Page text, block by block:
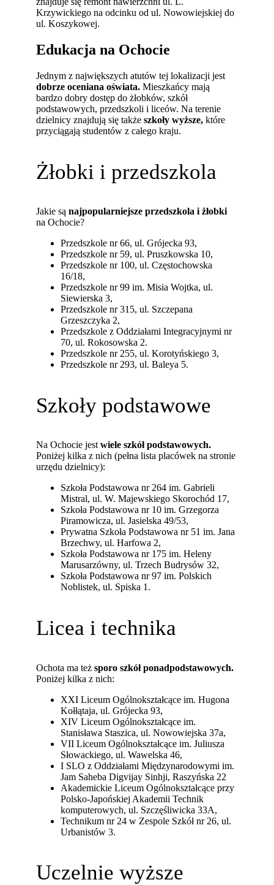
Krzywickiego na odcinku od ul. Nowowiejskiej do
ul. Koszykowej.
Edukacja na Ochocie
Jednym z największych atutów tej lokalizacji jest
dobrze oceniana oświata. Mieszkańcy mają
bardzo dobry dostęp do żłobków, szkół
podstawowych, przedszkoli i liceów. Na terenie
dzielnicy znajdują się takżeszkoły wyższe, które
przyciągają studentów z całego kraju.
Żłobki i przedszkola
Jakie sąnajpopularniejsze przedszkola i żłobki
na Ochocie?
Przedszkole nr 66, ul. Grójecka 93,
Przedszkole nr 59, ul. Pruszkowska 10,
Przedszkole nr 100, ul. Częstochowska
16/18,
Przedszkole nr 99 im. Misia Wojtka, ul.
Siewierska 3,
Przedszkole nr 315, ul. Szczepana
Grzeszczyka 2,
Przedszkole z Oddziałami Integracyjnymi nr
70, ul. Rokosowska 2.
Przedszkole nr 255, ul. Korotyńskiego 3,
Przedszkole nr 293, ul. Baleya 5.
Szkoły podstawowe
Na Ochocie jestwiele szkół podstawowych.
Poniżej kilka z nich (pełna lista placówek na stronie
urzędu dzielnicy):
Szkoła Podstawowa nr 264 im. Gabrieli
Mistral, ul. W. Majewskiego Skorochód 17,
Szkoła Podstawowa nr 10 im. Grzegorza
Piramowicza, ul. Jasielska 49/53,
Prywatna Szkoła Podstawowa nr 51 im. Jana
Brzechwy, ul. Harfowa 2,
Szkoła Podstawowa nr 175 im. Heleny
Marusarzówny, ul. Trzech Budrysów 32,
Szkoła Podstawowa nr 97 im. Polskich
Noblistek, ul. Spiska 1.
Licea i technika
Ochota ma teżsporo szkół ponadpodstawowych.
Poniżej kilka z nich:
XXI Liceum Ogólnokształcące im. Hugona
Kołłątaja, ul. Grójecka 93,
XIV Liceum Ogólnokształcące im.
Stanisława Staszica, ul. Nowowiejska 37a,
VII Liceum Ogólnokształcące im. Juliusza
Słowackiego, ul. Wawelska 46,
I SLO z Oddziałami Międzynarodowymi im.
Jam Saheba Digvijay Sinhji, Raszyńska 22
Akademickie Liceum Ogólnokształcące przy
Polsko-Japońskiej Akademii Technik
komputerowych, ul. Szczęśliwicka 33A,
Technikum nr 24 w Zespole Szkół nr 26, ul.
Urbanistów 3.
Uczelnie wyższe